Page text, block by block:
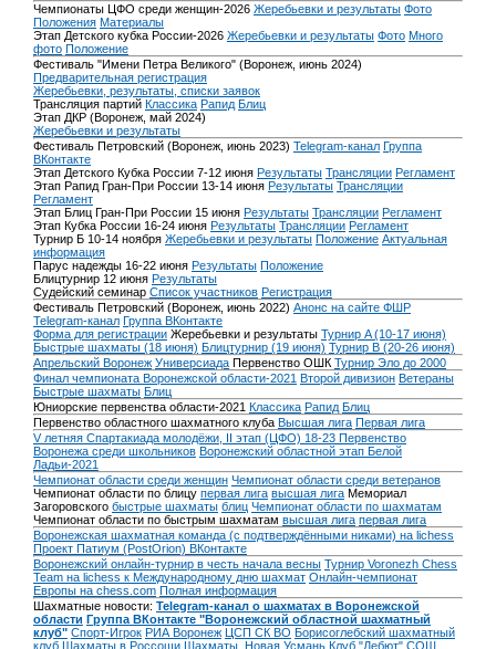
Чемпионаты ЦФО среди женщин-2026 Жеребьевки и результаты Фото
Положения Материалы
Этап Детского кубка России-2026 Жеребьевки и результаты Фото Много
фото Положение
Фестиваль "Имени Петра Великого" (Воронеж, июнь 2024)
Предварительная регистрация
Жеребьевки, результаты, списки заявок
Трансляция партий Классика Рапид Блиц
Этап ДКР (Воронеж, май 2024)
Жеребьевки и результаты
Фестиваль Петровский (Воронеж, июнь 2023) Telegram-канал Группа
ВКонтакте
Этап Детского Кубка России 7-12 июня Результаты Трансляции Регламент
Этап Рапид Гран-При России 13-14 июня Результаты Трансляции
Регламент
Этап Блиц Гран-При России 15 июня Результаты Трансляции Регламент
Этап Кубка России 16-24 июня Результаты Трансляции Регламент
Турнир Б 10-14 ноября Жеребьевки и результаты Положение Актуальная
информация
Парус надежды 16-22 июня Результаты Положение
Блицтурнир 12 июня Результаты
Судейский семинар Список участников Регистрация
Фестиваль Петровский (Воронеж, июнь 2022) Анонс на сайте ФШР
Telegram-канал Группа ВКонтакте
Форма для регистрации Жеребьевки и результаты Турнир A (10-17 июня)
Быстрые шахматы (18 июня) Блицтурнир (19 июня) Турнир B (20-26 июня)
Апрельский Воронеж Универсиада Первенство ОШК Турнир Эло до 2000
Финал чемпионата Воронежской области-2021 Второй дивизион Ветераны
Быстрые шахматы Блиц
Юниорские первенства области-2021 Классика Рапид Блиц
Первенство областного шахматного клуба Высшая лига Первая лига
V летняя Спартакиада молодёжи, II этап (ЦФО) 18-23 Первенство
Воронежа среди школьников Воронежский областной этап Белой
Ладьи-2021
Чемпионат области среди женщин Чемпионат области среди ветеранов
Чемпионат области по блицу первая лига высшая лига Мемориал
Загоровского быстрые шахматы блиц Чемпионат области по шахматам
Чемпионат области по быстрым шахматам высшая лига первая лига
Воронежская шахматная команда (с подтверждёнными никами) на lichess
Проект Патиум (PostOrion) ВКонтакте
Воронежский онлайн-турнир в честь начала весны Турнир Voronezh Chess
Team на lichess к Международному дню шахмат Онлайн-чемпионат
Европы на chess.com Полная информация
Шахматные новости: Telegram-канал о шахматах в Воронежской
области Группа ВКонтакте "Воронежский областной шахматный
клуб" Спорт-Игрок РИА Воронеж ЦСП СК ВО Борисоглебский шахматный
клуб Шахматы в Россоши Шахматы. Новая Усмань Клуб "Дебют" СОШ